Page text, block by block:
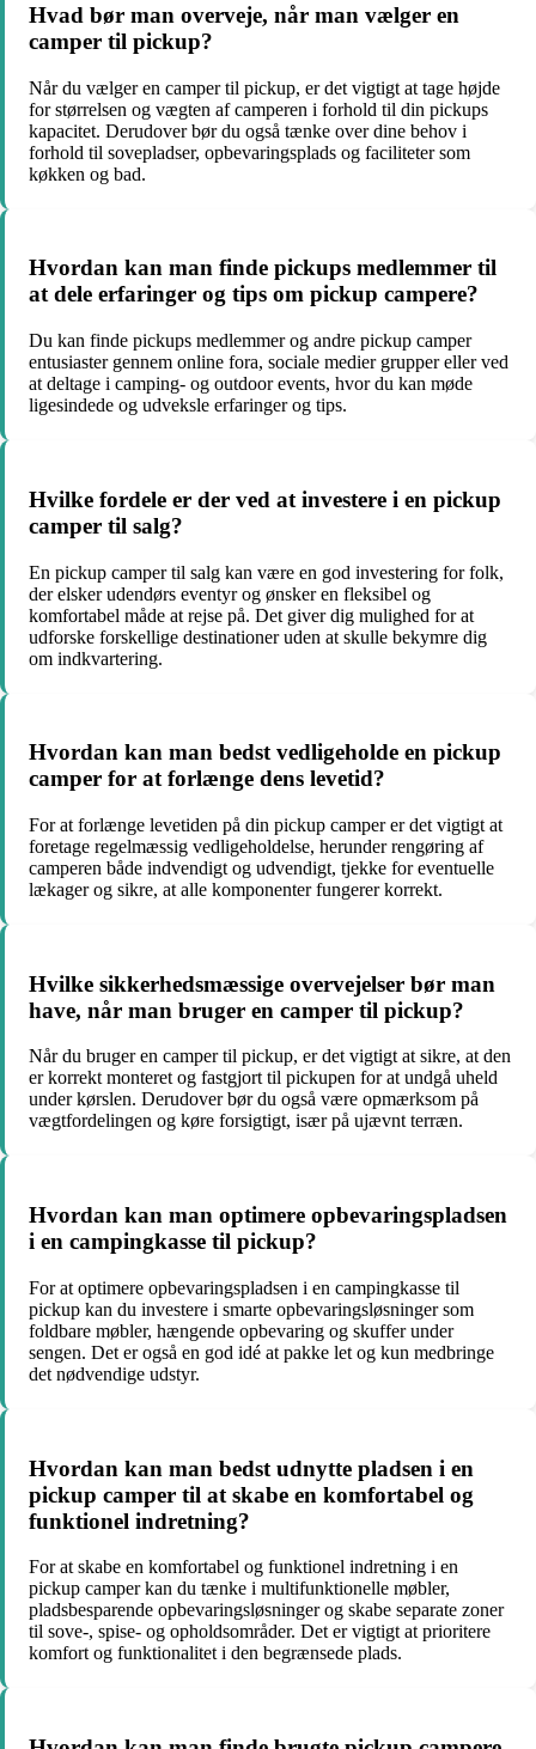
Hvad bør man overveje, når man vælger en
camper til pickup?
Når du vælger en camper til pickup, er det vigtigt at tage højde
for størrelsen og vægten af camperen i forhold til din pickups
kapacitet. Derudover bør du også tænke over dine behov i
forhold til sovepladser, opbevaringsplads og faciliteter som
køkken og bad.
Hvordan kan man finde pickups medlemmer til
at dele erfaringer og tips om pickup campere?
Du kan finde pickups medlemmer og andre pickup camper
entusiaster gennem online fora, sociale medier grupper eller ved
at deltage i camping- og outdoor events, hvor du kan møde
ligesindede og udveksle erfaringer og tips.
Hvilke fordele er der ved at investere i en pickup
camper til salg?
En pickup camper til salg kan være en god investering for folk,
der elsker udendørs eventyr og ønsker en fleksibel og
komfortabel måde at rejse på. Det giver dig mulighed for at
udforske forskellige destinationer uden at skulle bekymre dig
om indkvartering.
Hvordan kan man bedst vedligeholde en pickup
camper for at forlænge dens levetid?
For at forlænge levetiden på din pickup camper er det vigtigt at
foretage regelmæssig vedligeholdelse, herunder rengøring af
camperen både indvendigt og udvendigt, tjekke for eventuelle
lækager og sikre, at alle komponenter fungerer korrekt.
Hvilke sikkerhedsmæssige overvejelser bør man
have, når man bruger en camper til pickup?
Når du bruger en camper til pickup, er det vigtigt at sikre, at den
er korrekt monteret og fastgjort til pickupen for at undgå uheld
under kørslen. Derudover bør du også være opmærksom på
vægtfordelingen og køre forsigtigt, især på ujævnt terræn.
Hvordan kan man optimere opbevaringspladsen
i en campingkasse til pickup?
For at optimere opbevaringspladsen i en campingkasse til
pickup kan du investere i smarte opbevaringsløsninger som
foldbare møbler, hængende opbevaring og skuffer under
sengen. Det er også en god idé at pakke let og kun medbringe
det nødvendige udstyr.
Hvordan kan man bedst udnytte pladsen i en
pickup camper til at skabe en komfortabel og
funktionel indretning?
For at skabe en komfortabel og funktionel indretning i en
pickup camper kan du tænke i multifunktionelle møbler,
pladsbesparende opbevaringsløsninger og skabe separate zoner
til sove-, spise- og opholdsområder. Det er vigtigt at prioritere
komfort og funktionalitet i den begrænsede plads.